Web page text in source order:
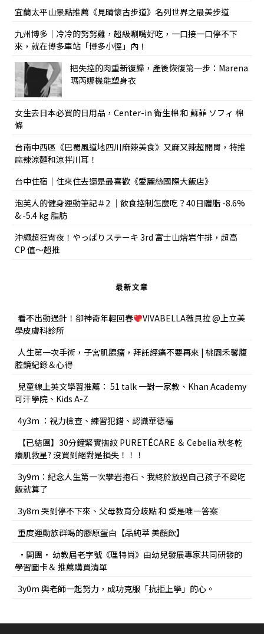
宜蘭太平山景點推薦《見晴懷古步道》名列世界之最美步道
九州博多｜冷冷的努努雞，超級唰嘴好吃，一口接一口停不下
來，就在博多車站「博多小徑」內！
把失控的肉重新復歸，產後恢復第一步：Marena
瑪芮娜機能塑身衣
女生去日本必買的日用品，Center-in 衛生棉 和 蘇菲 ソフィ 棉
條
台南中西區《巴蜀風道地四川麻辣美食》又麻又辣超開胃，特推
麻辣涼麵和涼拌川耳！
台中住宿｜住來住去還是最喜歡《愛麗絲國際大飯店》
泡芙人的健身運動筆記＃2 ｜飲食控制怎麼吃？40日體脂 -8.6%
& -5.4 kg 脂肪
沖繩超狂宵夜！やっぱりステーキ 3rd 富士山熔岩牛排，超高
CP 值～超推
最新文章
看不出動過針！卻神奇年輕回春
VIVABELLA薇貝拉 @上立美
學皮膚科診所
人生第一次手術，子宮肌腺瘤，拜託經痛不要再來 | 桃園禾馨腹
腔鏡紀錄＆心得
兒童線上英文學習推薦： 51 talk 一對一家教、Khan Academy
可汗學院、Kids A-Z
4y3m ：視力檢查、練習犯錯、認識華德福
【已結團】30分鐘緊實撫紋 PURETÉCARE ＆ Cebelia 秋冬乾
癢肌救星? 沒買到絕對是損失！！！
3y9m：紀念人生第一次攀岩抱石、我終於放過自己孩子不愛吃
飯就算了
3y8m 哭到停不下來、父母教育分歧點 和 愛是唯一答案
重度運動族群喝的膠原蛋白【品純萃 美顏飲】
•開團• 幼教屆老字號《理特尚》由幼兒發展專家共同研發的
學習圖卡＆ 推薦購買清單
3y0m 與老師一起努力，成功克服「抗拒上學」的心。